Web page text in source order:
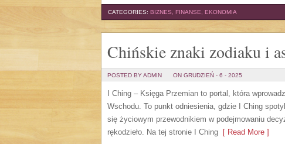
CATEGORIES: BIZNES, FINANSE, EKONOMIA
Chińskie znaki zodiaku i
POSTED BY ADMIN ON GRUDZIEŃ - 6 - 2025
I Ching – Księga Przemian to portal, która
Wschodu. To punkt odniesienia, gdzie I Ching
się życiowym przewodnikiem w podejmowaniu
rękodzieło. Na tej stronie I Ching [ Read More ]